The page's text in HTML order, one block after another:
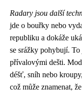
Radary jsou další
jde o bouřky nebo
republiku a dokáže
se srážky pohybují.
přívalovými dešti.
déšť, sníh nebo
což může znamenat,